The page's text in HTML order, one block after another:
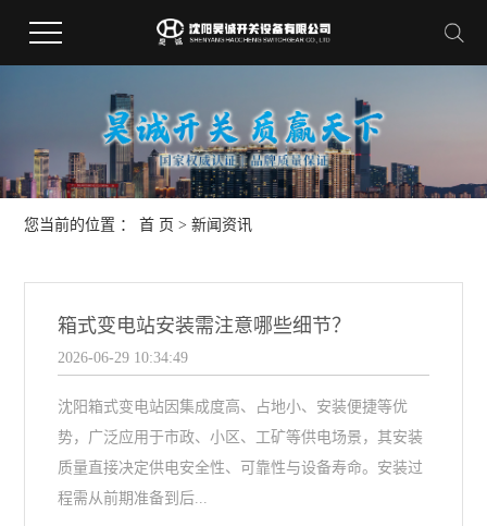
您当前的位置 ：首 页 >新闻资讯
箱式变电站安装需注意哪些细节？
2026-06-29 10:34:49
沈阳箱式变电站因集成度高、占地小、安装便捷等优
势，广泛应用于市政、小区、工矿等供电场景，其安装
质量直接决定供电安全性、可靠性与设备寿命。安装过
程需从前期准备到后...